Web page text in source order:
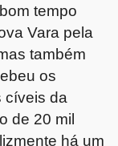
tempo
Vara pela
também
os
cíveis da
de 20 mil
há um